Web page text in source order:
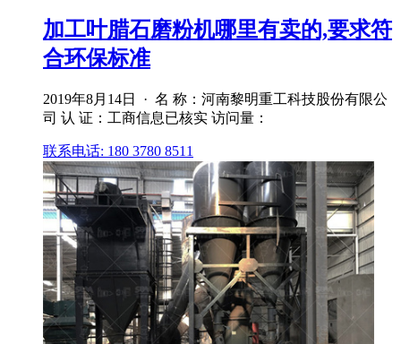
加工叶腊石磨粉机哪里有卖的,要求符
合环保标准
2019年8月14日 · 名 称：河南黎明重工科技股份有限公
司 认 证：工商信息已核实 访问量：
联系电话: 180 3780 8511